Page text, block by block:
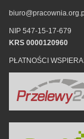
NIP 547-15-17-679
KRS 0000120960
PŁATNOŚCI